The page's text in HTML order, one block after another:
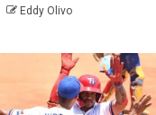
Eddy Olivo